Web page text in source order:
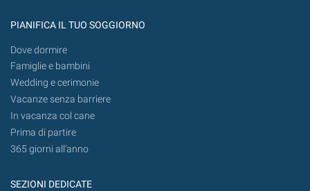
PIANIFICA IL TUO SOGGIORNO
Dove dormire
Famiglie e bambini
Wedding e cerimonie
Vacanze senza barriere
In vacanza col cane
Prima di partire
365 giorni all’anno
SEZIONI DEDICATE